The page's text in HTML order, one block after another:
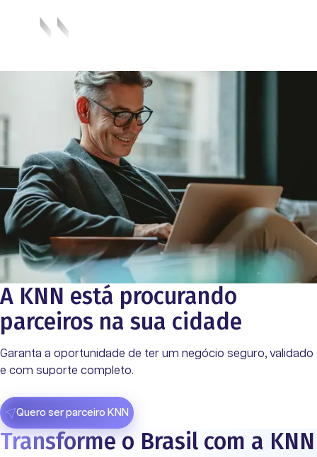
A KNN está procurando
parceiros na sua cidade
Garanta a oportunidade de ter um negócio seguro, validado
e com suporte completo.
Quero ser parceiro KNN
Transforme o Brasil com a KNN